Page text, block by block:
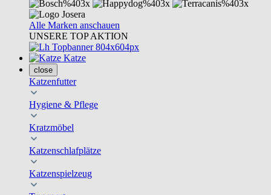
Alle Marken anschauen
UNSERE TOP AKTION
Katze
close
Katzenfutter
Hygiene & Pflege
Kratzmöbel
Katzenschlafplätze
Katzenspielzeug